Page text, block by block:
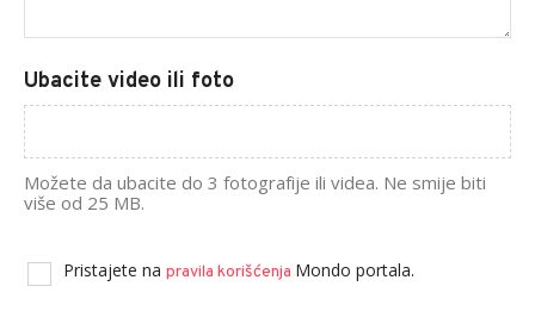
Ubacite video ili foto
Možete da ubacite do 3 fotografije ili videa. Ne smije biti
više od 25 MB.
Pristajete na pravila korišćenja Mondo portala.